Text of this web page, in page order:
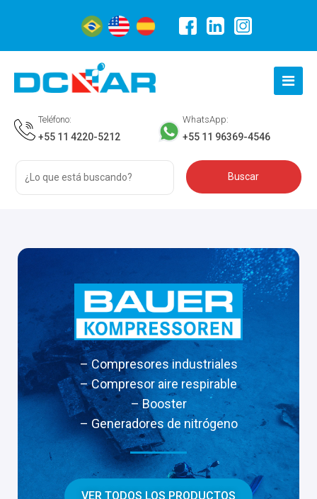
Teléfono:
+55 11 4220-5212
WhatsApp:
+55 11 96369-4546
– Compresores industriales
– Compresor aire respirable
– Booster
– Generadores de nitrógeno
VER TODOS LOS PRODUCTOS